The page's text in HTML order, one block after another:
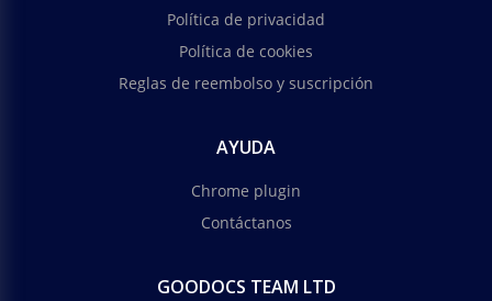
Política de privacidad
Política de cookies
Reglas de reembolso y suscripción
AYUDA
Chrome plugin
Contáctanos
GOODOCS TEAM LTD